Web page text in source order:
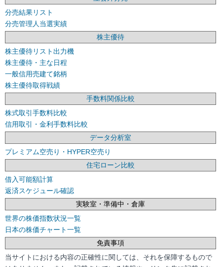
分売結果リスト
分売管理人当選実績
株主優待
株主優待リスト出力機
株主優待・主な日程
一般信用売建て銘柄
株主優待取得戦績
手数料関係比較
株式取引手数料比較
信用取引・金利手数料比較
データ分析室
プレミアム空売り・HYPER空売り
住宅ローン比較
借入可能額計算
返済スケジュール確認
実験室・準備中・倉庫
世界の株価指数状況一覧
日本の株価チャート一覧
免責事項
当サイトにおける内容の正確性に関しては、それを保障するもので